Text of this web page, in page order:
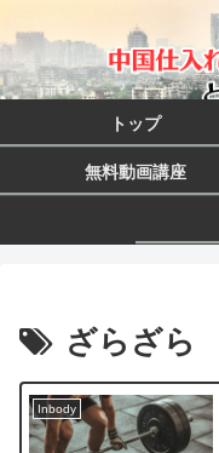
トップ
無料動画講座
ざらざら
Inbody